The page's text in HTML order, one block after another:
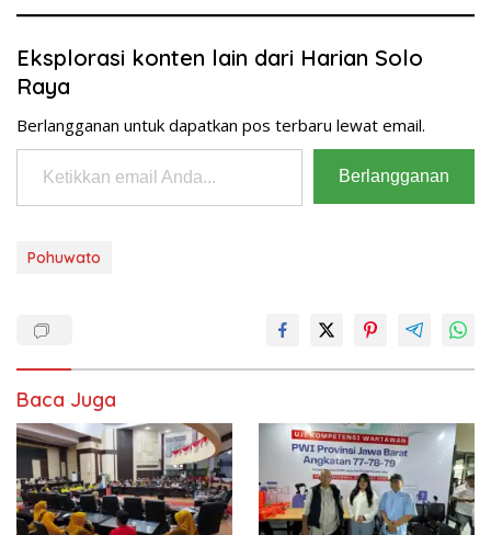
Eksplorasi konten lain dari Harian Solo
Raya
Berlangganan untuk dapatkan pos terbaru lewat email.
Ketikkan email Anda...
Berlangganan
Pohuwato
Baca Juga